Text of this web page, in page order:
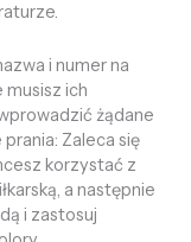
i numer na
musisz ich
żądane
Zaleca się
korzystać z
a następnie
i zastosuj